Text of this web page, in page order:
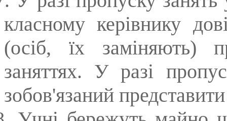
класному керівнику
(осіб, їх заміняють)
заняттях. У разі
зобов'язаний